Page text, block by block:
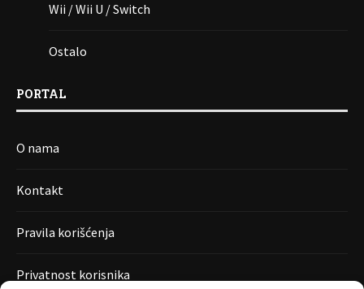
Wii / Wii U / Switch
Ostalo
PORTAL
O nama
Kontakt
Pravila korišćenja
Privatnost korisnika